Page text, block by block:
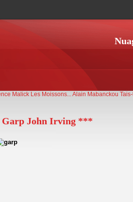
Malick Les Moissons...Alain Mabanckou
Garp John Irving ***